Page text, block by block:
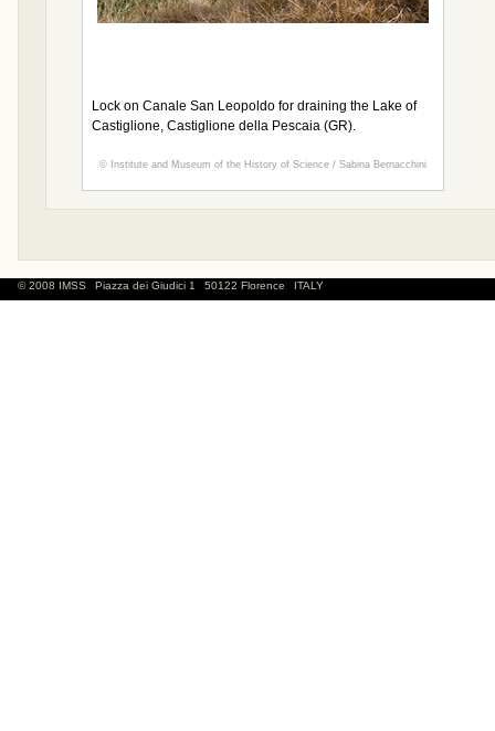
Lock on Canale San Leopoldo for draining the Lake of
Castiglione, Castiglione della Pescaia (GR).
© Institute and Museum of the History of Science / Sabina Bernacchini
© 2008 IMSS Piazza dei Giudici 1 50122 Florence ITALY